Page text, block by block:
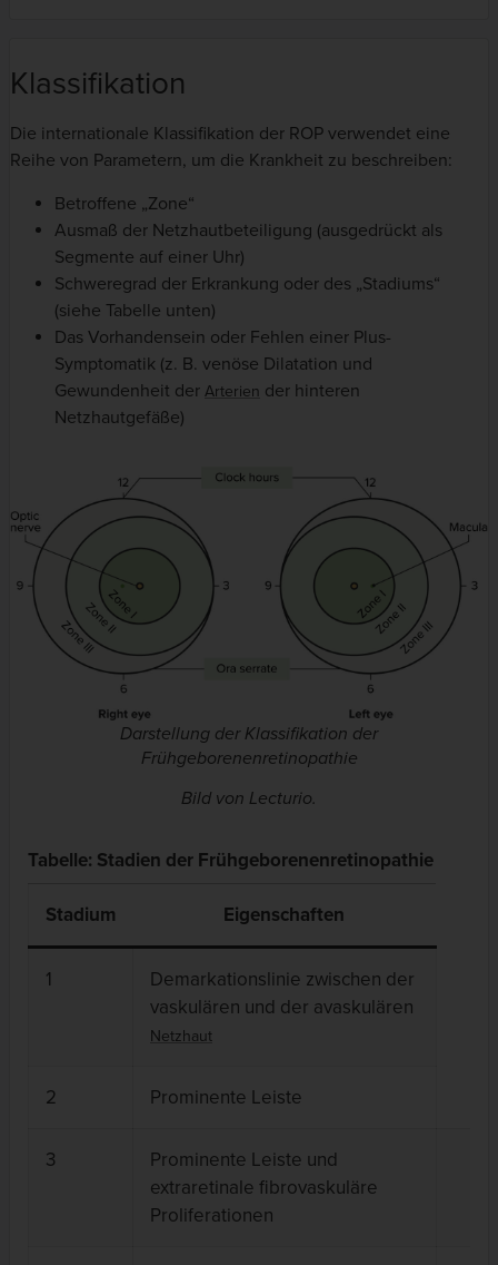
Klassifikation
Die internationale Klassifikation der ROP verwendet eine
Reihe von Parametern, um die Krankheit zu beschreiben:
Betroffene „Zone“
Ausmaß der Netzhautbeteiligung (ausgedrückt als
Segmente auf einer Uhr)
Schweregrad der Erkrankung oder des „Stadiums“
(siehe Tabelle unten)
Das Vorhandensein oder Fehlen einer Plus-
Symptomatik (z. B. venöse Dilatation und
Gewundenheit der Arterien der hinteren
Netzhautgefäße)
Darstellung der Klassifikation der
Frühgeborenenretinopathie
Bild von Lecturio.
Tabelle: Stadien der Frühgeborenenretinopathie
Stadium Eigenschaften
1
Demarkationslinie zwischen der
vaskulären und der avaskulären
Netzhaut
2 Prominente Leiste
3
Prominente Leiste und
extraretinale fibrovaskuläre
Proliferationen